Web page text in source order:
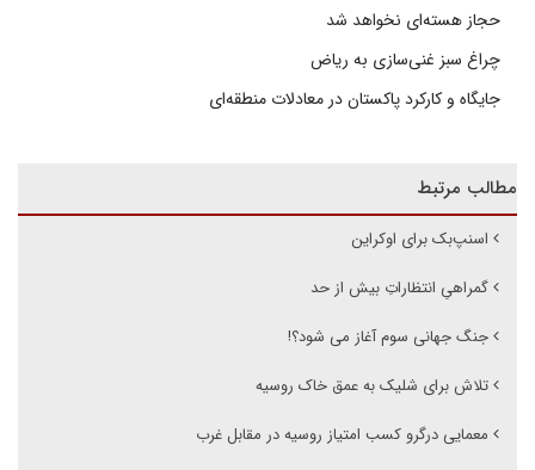
حجاز هسته‌ای نخواهد شد
چراغ سبز غنی‌سازی به ریاض
جایگاه و کارکرد پاکستان در معادلات منطقه‌ای
مطالب مرتبط
اسنپ‌بک برای اوکراین
گمراهیِ انتظاراتِ بیش از حد
جنگ جهانی سوم آغاز می شود؟!
تلاش برای شلیک به عمق خاک روسیه
معمایی درگرو کسب امتیاز روسیه در مقابل غرب